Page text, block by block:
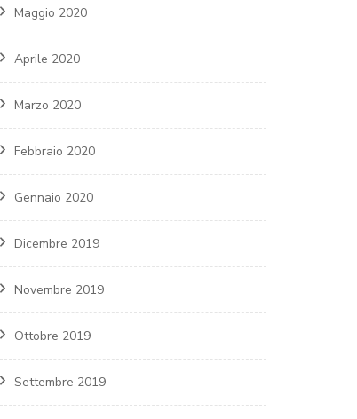
Maggio 2020
Aprile 2020
Marzo 2020
Febbraio 2020
Gennaio 2020
Dicembre 2019
Novembre 2019
Ottobre 2019
Settembre 2019